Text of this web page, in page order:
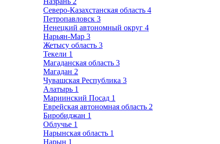
Северо-Казахстанская область 4
Петропавловск 3
Ненецкий автономный округ 4
Нарьян-Мар 3
Жетысу область 3
Текели 1
Магаданская область 3
Магадан 2
Чувашская Республика 3
Алатырь 1
Мариинский Посад 1
Еврейская автономная область 2
Биробиджан 1
Облучье 1
Нарынская область 1
Нарын 1